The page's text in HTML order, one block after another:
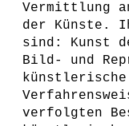
Vermittlung
der Künste.
sind: Kunst
Bild- und
verfolgten